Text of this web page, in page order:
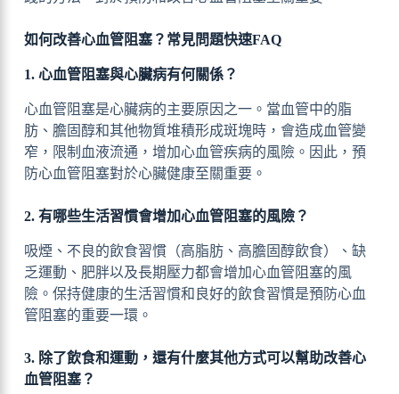
如何改善心血管阻塞？常見問題快速FAQ
1. 心血管阻塞與心臟病有何關係？
心血管阻塞是心臟病的主要原因之一。當血管中的脂
肪、膽固醇和其他物質堆積形成斑塊時，會造成血管變
窄，限制血液流通，增加心血管疾病的風險。因此，預
防心血管阻塞對於心臟健康至關重要。
2. 有哪些生活習慣會增加心血管阻塞的風險？
吸煙、不良的飲食習慣（高脂肪、高膽固醇飲食）、缺
乏運動、肥胖以及長期壓力都會增加心血管阻塞的風
險。保持健康的生活習慣和良好的飲食習慣是預防心血
管阻塞的重要一環。
3. 除了飲食和運動，還有什麼其他方式可以幫助改善心
血管阻塞？